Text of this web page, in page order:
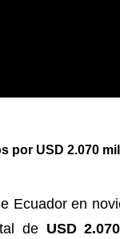
por USD 2.070
Ecuador en
de USD